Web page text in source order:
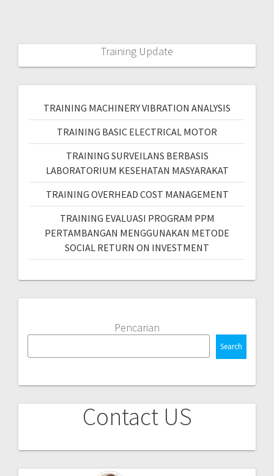
Training Update
TRAINING MACHINERY VIBRATION ANALYSIS
TRAINING BASIC ELECTRICAL MOTOR
TRAINING SURVEILANS BERBASIS
LABORATORIUM KESEHATAN MASYARAKAT
TRAINING OVERHEAD COST MANAGEMENT
TRAINING EVALUASI PROGRAM PPM
PERTAMBANGAN MENGGUNAKAN METODE
SOCIAL RETURN ON INVESTMENT
Pencarian
Search
Contact US